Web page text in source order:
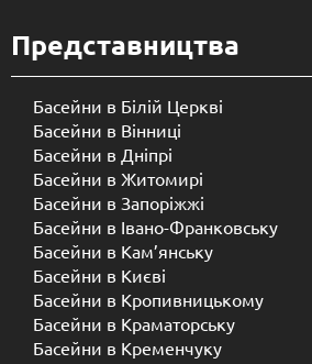
Представництва
Басейни в Білій Церкві
Басейни в Вінниці
Басейни в Дніпрі
Басейни в Житомирі
Басейни в Запоріжжі
Басейни в Івано-Франковську
Басейни в Кам’янську
Басейни в Києві
Басейни в Кропивницькому
Басейни в Краматорську
Басейни в Кременчуку